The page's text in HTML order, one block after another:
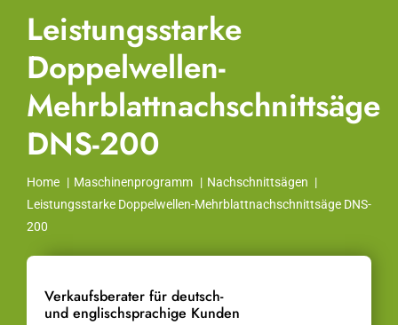
Leistungsstarke
Doppelwellen-
Mehrblattnachschnittsäge
DNS-200
Home Maschinenprogramm
Nachschnittsägen
Leistungsstarke Doppelwellen-Mehrblattnachschnittsäge DNS-
200
Verkaufsberater für deutsch-
und englischsprachige Kunden